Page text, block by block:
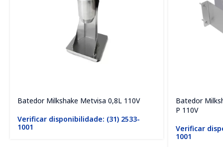
Batedor Milkshake Metvisa 0,8L 110V
Verificar disponibilidade: (31) 2533-
1001
Batedor
P 110V
Verificar
1001